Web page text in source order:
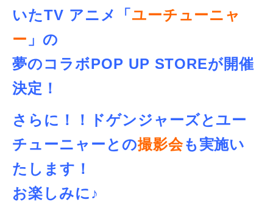
いたTV アニメ「 ユーチューニャ
ー 」の
夢のコラボPOP UP STOREが開催
決定！
さらに！！ドゲンジャーズとユー
チューニャーとの撮影会も実施い
たします！
お楽しみに♪